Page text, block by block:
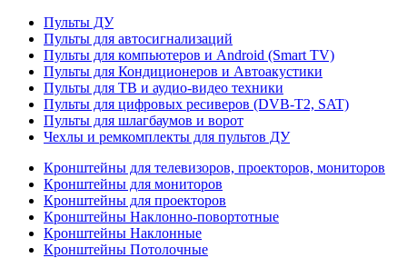
Пульты ДУ
Пульты для автосигнализаций
Пульты для компьютеров и Android (Smart TV)
Пульты для Кондиционеров и Автоакустики
Пульты для ТВ и аудио-видео техники
Пульты для цифровых ресиверов (DVB-T2, SAT)
Пульты для шлагбаумов и ворот
Чехлы и ремкомплекты для пультов ДУ
Кронштейны для телевизоров, проекторов, мониторов
Кронштейны для мониторов
Кронштейны для проекторов
Кронштейны Наклонно-повортотные
Кронштейны Наклонные
Кронштейны Потолочные